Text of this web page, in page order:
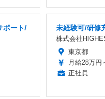
ポート/
未経験可/研修
株式会社
東京都
月給28万円
正社員